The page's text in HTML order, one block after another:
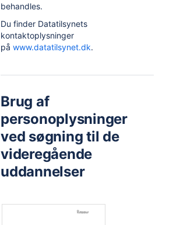
behandles.
Du finder Datatilsynets
kontaktoplysninger
på www.datatilsynet.dk.
Brug af
personoplysninger
ved søgning til de
videregående
uddannelser